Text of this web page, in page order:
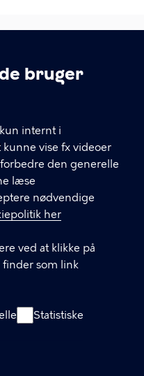
bruger
internt i
vise fx videoer
den generelle
læse
nødvendige
her
ved at klikke på
finder som link
Statistiske